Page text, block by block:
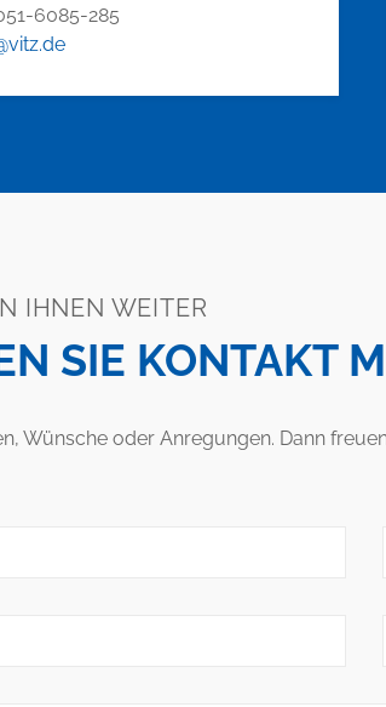
6085-285
SIE KONTAKT
IHNEN WEITER
Wünsche oder Anregungen. Dann